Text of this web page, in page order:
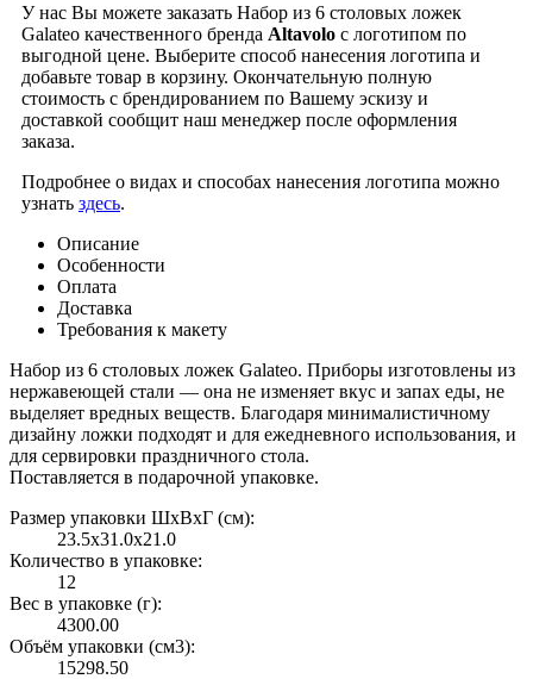
У нас Вы можете заказать Набор из 6 столовых ложек
Galateo качественного бренда Altavolo с логотипом по
выгодной цене. Выберите способ нанесения логотипа и
добавьте товар в корзину. Окончательную полную
стоимость с брендированием по Вашему эскизу и
доставкой сообщит наш менеджер после оформления
заказа.
Подробнее о видах и способах нанесения логотипа можно
узнать здесь.
Описание
Особенности
Оплата
Доставка
Требования к макету
Набор из 6 столовых ложек Galateo. Приборы изготовлены из
нержавеющей стали — она не изменяет вкус и запах еды, не
выделяет вредных веществ. Благодаря минималистичному
дизайну ложки подходят и для ежедневного использования, и
для сервировки праздничного стола.
Поставляется в подарочной упаковке.
Размер упаковки ШxВxГ (см):
23.5x31.0x21.0
Количество в упаковке:
12
Вес в упаковке (г):
4300.00
Объём упаковки (см3):
15298.50